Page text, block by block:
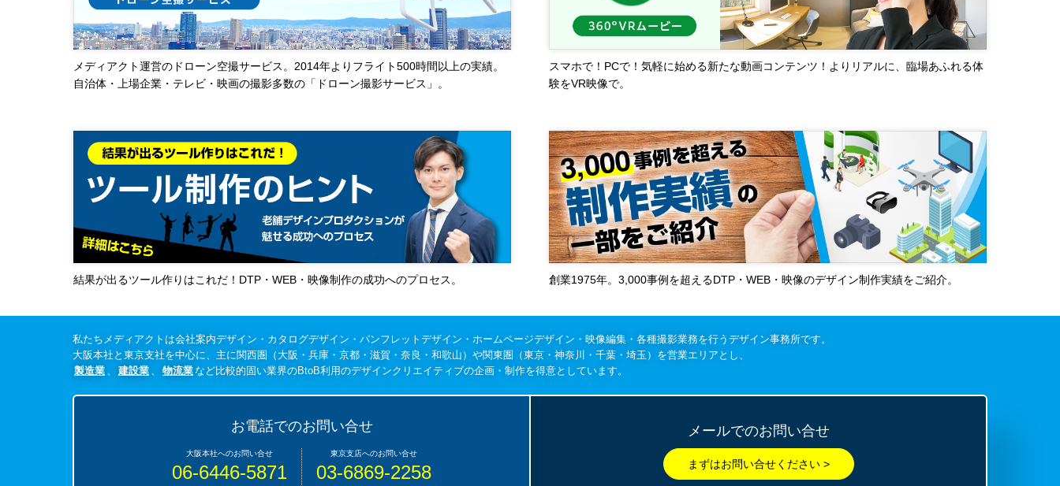
メディアクト運営のドローン空撮サービス。2014年よりフライト500時間以上の実績。
自治体・上場企業・テレビ・映画の撮影多数の「ドローン撮影サービス」。
スマホで！PCで！気軽に始める新たな動画コンテンツ！よりリアルに、臨場あふれる体
験をVR映像で。
結果が出るツール作りはこれだ！DTP・WEB・映像制作の成功へのプロセス。 創業1975年。3,000事例を超えるDTP・WEB・映像のデザイン制作実績をご紹介。
私たちメディアクトは会社案内デザイン・カタログデザイン・パンフレットデザイン・ホームページデザイン・映像編集・各種撮影業務を行うデザイン事務所です。
大阪本社と東京支社を中心に、主に関西圏（大阪・兵庫・京都・滋賀・奈良・和歌山）や関東圏（東京・神奈川・千葉・埼玉）を営業エリアとし、
製造業
建設業 物流業など比較的固い業界のBtoB利用のデザインクリエイティブの企画・制作を得意としています。
お電話でのお問い合せ
06-6446-5871 03-6869-2258
メールでのお問い合せ